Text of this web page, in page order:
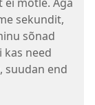
sekundit,
sõnad
kas need
suudan end